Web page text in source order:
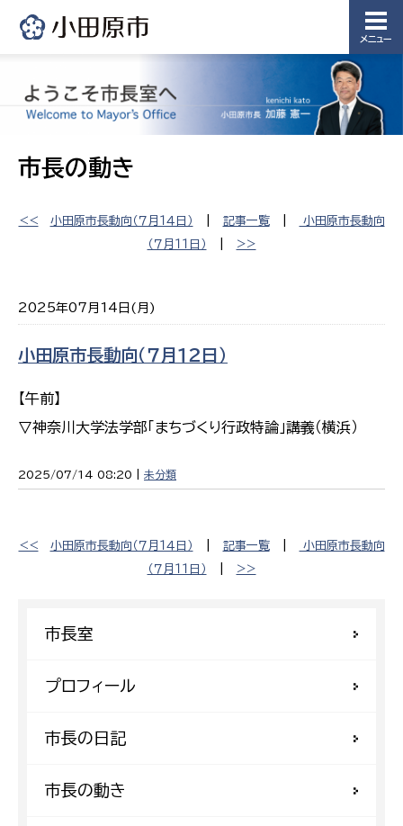
メニュー
市長の動き
<< 小田原市長動向（７月１４日） 記事一覧|
小田原市長動向
（７月１１日）
>>
2025年07月14日(月)
小田原市長動向（７月１２日）
【午前】
▽神奈川大学法学部「まちづくり行政特論」講義（横浜）
2025/07/14 08:20 | 未分類
<< 小田原市長動向（７月１４日） 記事一覧|
小田原市長動向
（７月１１日）
>>
市長室
プロフィール
市長の日記
市長の動き